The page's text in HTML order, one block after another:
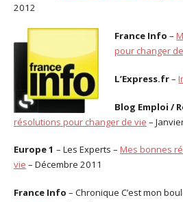
2012
France Info–
pour changer
L’Express.fr–
Blog Emploi /
résolutions pour changer de vie –
Europe 1 – Les Experts – Mes bonnes
vie – Décembre 2011
France Info – Chronique C’est mon